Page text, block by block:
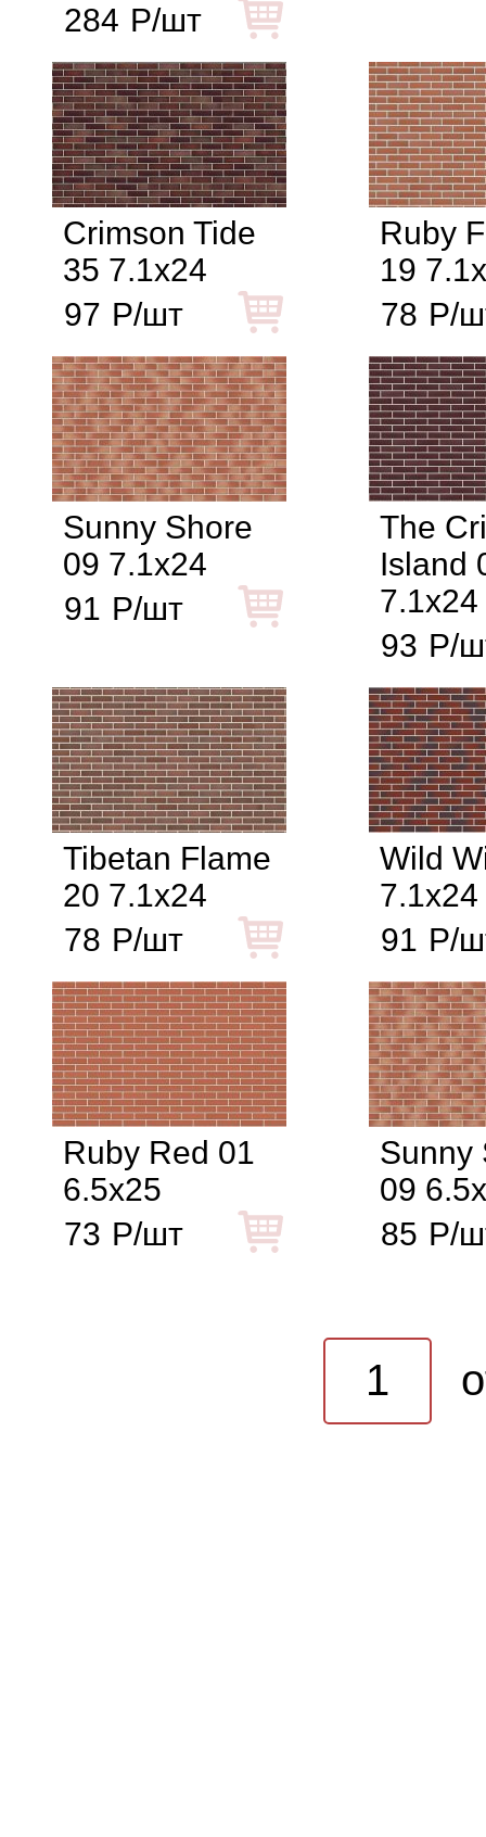
284 Р/шт
Crimson Tide
35 7.1x24
97 Р/шт
Ruby
19
78 Р/
Sunny Shore
09 7.1x24
91 Р/шт
The
Island
7.1x24
93 Р/
Tibetan Flame
20 7.1x24
78 Р/шт
Wild
7.1x24
91 Р/
Ruby Red 01
6.5x25
73 Р/шт
Sunny
09
85 Р/